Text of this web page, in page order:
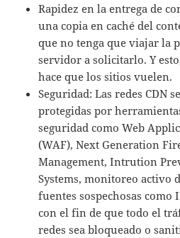
Rapidez en la entrega de
una copia en caché del
que no tenga que viajar la
servidor a solicitarlo. Y
hace que los sitios vuelen.
Seguridad: Las redes CDN
protegidas por
seguridad como Web
(WAF), Next Generation
Management, Intrution
Systems, monitoreo activo
fuentes sospechosas como
con el fin de que todo el
redes sea bloqueado o